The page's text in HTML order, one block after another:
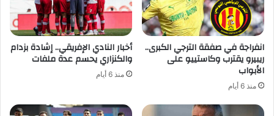
انفراجة في صفقة الترجي الكبرى..
ريبيرو يقترب وكاستييو على
الأبواب
منذ 6 أيام
أخبار النادي الإفريقي.. إشادة بزدام
والكنزاري يحسم عدة ملفات
منذ 6 أيام